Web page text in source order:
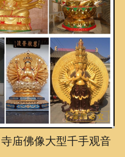
荣誉资质
泥塑鉴赏
联系我们
庙佛像大型千手观音